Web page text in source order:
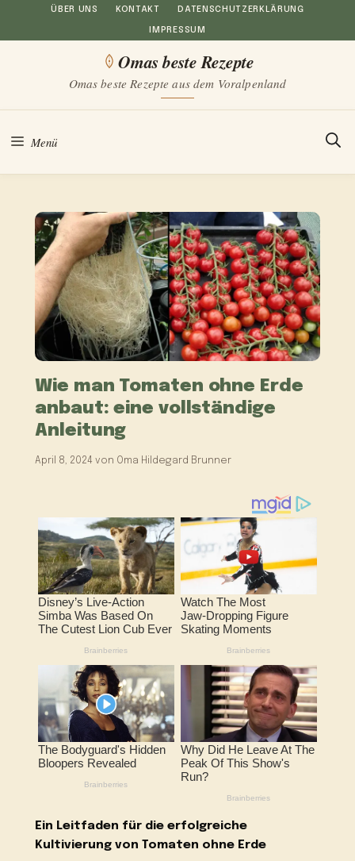
Inhalt
ÜBER UNS KONTAKT DATENSCHUTZERKLÄRUNG
IMPRESSUM
Omas beste Rezepte
Omas beste Rezepte aus dem Voralpenland
Menü
Wie man Tomaten ohne Erde
anbaut: eine vollständige
Anleitung
April 8, 2024 von Oma Hildegard Brunner
Ein Leitfaden für die erfolgreiche
Kultivierung von Tomaten ohne Erde